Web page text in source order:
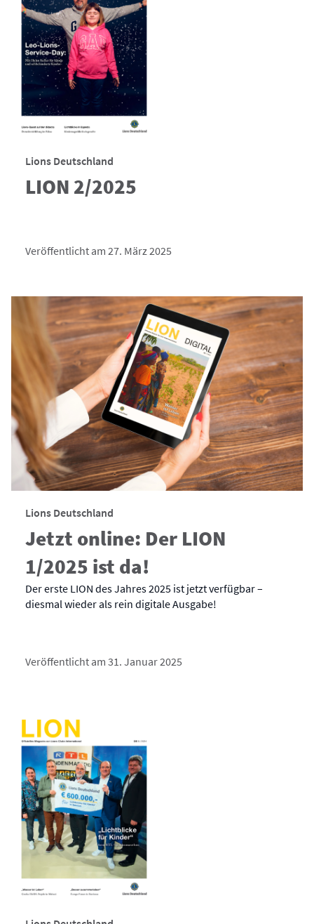
Lions Deutschland
LION 2/2025
Veröffentlicht am 27. März 2025
Lions Deutschland
Jetzt online: Der LION
1/2025 ist da!
Der erste LION des Jahres 2025 ist jetzt verfügbar –
diesmal wieder als rein digitale Ausgabe!
Veröffentlicht am 31. Januar 2025